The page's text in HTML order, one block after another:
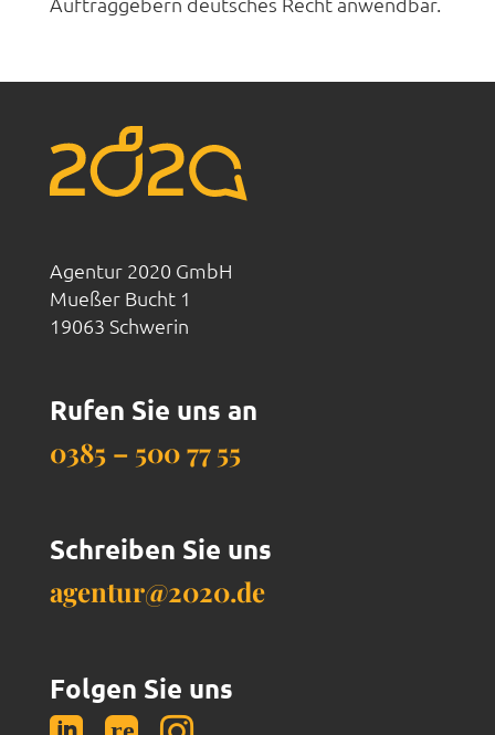
Agentur 2020 GmbH
Mueßer Bucht 1
19063 Schwerin
Rufen Sie uns an
0385 – 500 77 55
Schreiben Sie uns
agentur@2020.de
Folgen Sie uns